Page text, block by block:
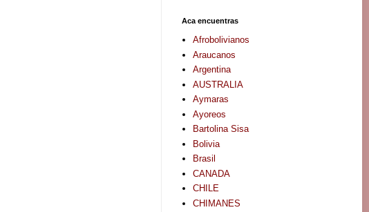
Aca encuentras
Afrobolivianos
Araucanos
Argentina
AUSTRALIA
Aymaras
Ayoreos
Bartolina Sisa
Bolivia
Brasil
CANADA
CHILE
CHIMANES